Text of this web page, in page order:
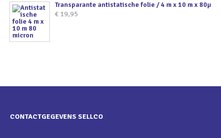
Transparante antistatische folie / 4 m x 10 m x 80µ
€ 19,95
CONTACTGEGEVENS SELLCO